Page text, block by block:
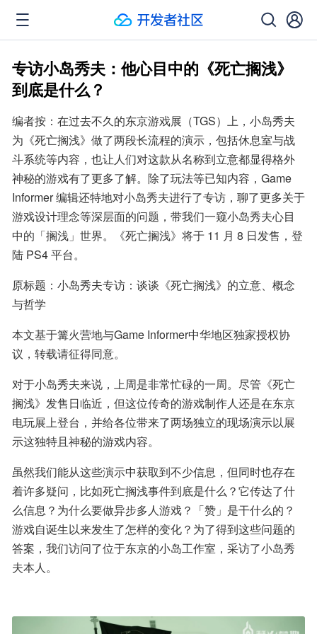
专访小岛秀夫：他心目中的《死亡搁浅》
到底是什么？
编者按：在过去不久的东京游戏展（TGS）上，小岛秀夫
为《死亡搁浅》做了两段长流程的演示，包括休息室与战
斗系统等内容，也让人们对这款从名称到立意都显得格外
神秘的游戏有了更多了解。除了玩法等已知内容，Game
Informer 编辑还特地对小岛秀夫进行了专访，聊了更多关于
游戏设计理念等深层面的问题，带我们一窥小岛秀夫心目
中的「搁浅」世界。《死亡搁浅》将于 11 月 8 日发售，登
陆 PS4 平台。
原标题：小岛秀夫专访：谈谈《死亡搁浅》的立意、概念
与哲学
本文基于篝火营地与Game Informer中华地区独家授权协
议，转载请征得同意。
对于小岛秀夫来说，上周是非常忙碌的一周。尽管《死亡
搁浅》发售日临近，但这位传奇的游戏制作人还是在东京
电玩展上登台，并给各位带来了两场独立的现场演示以展
示这独特且神秘的游戏内容。
虽然我们能从这些演示中获取到不少信息，但同时也存在
着许多疑问，比如死亡搁浅事件到底是什么？它传达了什
么信息？为什么要做异步多人游戏？「赞」是干什么的？
游戏自诞生以来发生了怎样的变化？为了得到这些问题的
答案，我们访问了位于东京的小岛工作室，采访了小岛秀
夫本人。